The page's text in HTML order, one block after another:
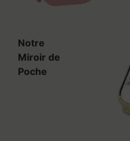
Notre
Miroir de
Poche